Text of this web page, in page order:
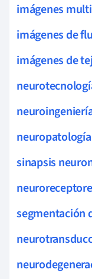
imágenes
imágenes de
imágenes de
neuropatología
sinapsis
segmentación